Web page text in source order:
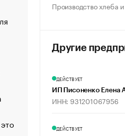
«Деньги будут не нужны»:
Economist
управления
ЕС разрешил
Стресс обеспеченных
Производство хлеба
Другие
ДЕЙСТВУЕТ
ИП Писоненко Елена
ИНН: 931201067956
ДЕЙСТВУЕТ